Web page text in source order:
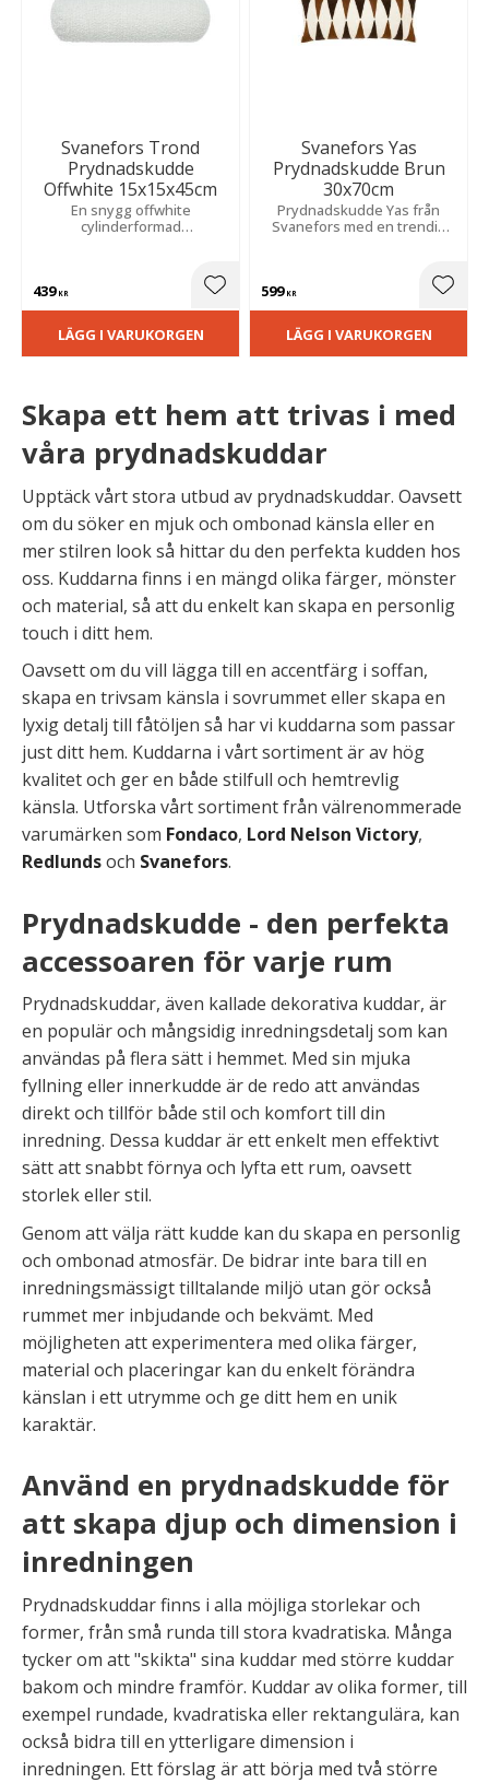
Svanefors Trond
Prydnadskudde
Offwhite 15x15x45cm
En snygg offwhite
cylinderformad
bäddning eller som ett extra
stöd i soffan.
439KR Lägg till i favoriter
LÄGG I VARUKORGEN
Svanefors Yas
Prydnadskudde Brun
30x70cm
Prydnadskudde Yas från
Svanefors med en trendig
på en ljus botten. Mått: 30x70
599KR
LÄGG I VARUKORGEN
Skapa ett hem att trivas i med
våra prydnadskuddar
Upptäck vårt stora utbud av prydnadskuddar. Oavsett
om du söker en mjuk och ombonad känsla eller en
mer stilren look så hittar du den perfekta kudden hos
oss. Kuddarna finns i en mängd olika färger, mönster
och material, så att du enkelt kan skapa en personlig
touch i ditt hem.
Oavsett om du vill lägga till en accentfärg i soffan,
skapa en trivsam känsla i sovrummet eller skapa en
lyxig detalj till fåtöljen så har vi kuddarna som passar
just ditt hem. Kuddarna i vårt sortiment är av hög
kvalitet och ger en både stilfull och hemtrevlig
känsla. Utforska vårt sortiment från välrenommerade
varumärken som Fondaco, Lord Nelson Victory,
Redlundsoch Svanefors.
Prydnadskudde - den perfekta
accessoaren för varje rum
Prydnadskuddar, även kallade dekorativa kuddar, är
en populär och mångsidig inredningsdetalj som kan
användas på flera sätt i hemmet. Med sin mjuka
fyllning eller innerkudde är de redo att användas
direkt och tillför både stil och komfort till din
inredning. Dessa kuddar är ett enkelt men effektivt
sätt att snabbt förnya och lyfta ett rum, oavsett
storlek eller stil.
Genom att välja rätt kudde kan du skapa en personlig
och ombonad atmosfär. De bidrar inte bara till en
inredningsmässigt tilltalande miljö utan gör också
rummet mer inbjudande och bekvämt. Med
möjligheten att experimentera med olika färger,
material och placeringar kan du enkelt förändra
känslan i ett utrymme och ge ditt hem en unik
karaktär.
Använd en prydnadskudde för
att skapa djup och dimension i
inredningen
Prydnadskuddar finns i alla möjliga storlekar och
former, från små runda till stora kvadratiska. Många
tycker om att "skikta" sina kuddar med större kuddar
bakom och mindre framför. Kuddar av olika former, till
exempel rundade, kvadratiska eller rektangulära, kan
också bidra till en ytterligare dimension i
inredningen. Ett förslag är att börja med två större